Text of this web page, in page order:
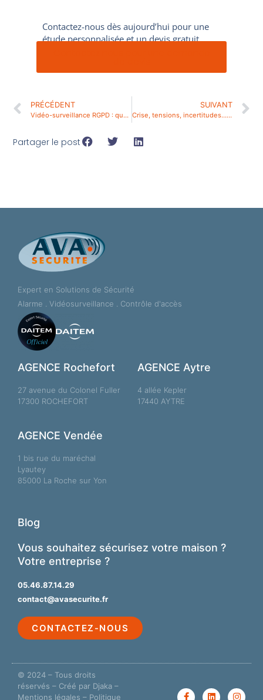
Contactez-nous dès aujourd’hui pour une
étude personnalisée et un devis gratuit.
PRÉCÉDENT
Vidéo-surveillance RGPD : quelles sont les obligations légales ?
SUIVANT
Crise, tensions, incertitudes… Et si c’était le moment de repenser votre sécurité ?
Partager le post
Expert en Solutions de Sécurité
Alarme . Vidéosurveillance . Contrôle d'accès
AGENCE Rochefort
27 avenue du Colonel Fuller
17300 ROCHEFORT
AGENCE Aytre
4 allée Kepler
17440 AYTRE
AGENCE Vendée
1 bis rue du maréchal
Lyautey
85000 La Roche sur Yon
Blog
Vous souhaitez sécurisez votre maison ?
Votre entreprise ?
05.46.87.14.29
contact@avasecurite.fr
CONTACTEZ-NOUS
© 2024 – Tous droits
réservés – Créé par Djaka –
Mentions légales – Politique